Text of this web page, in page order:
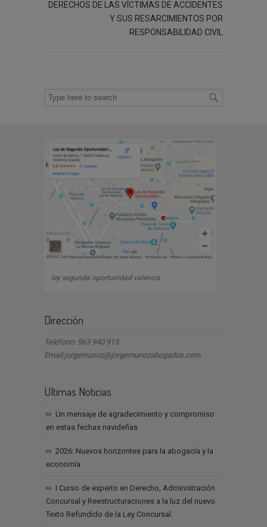
DERECHOS DE LAS VÍCTIMAS DE ACCIDENTES
Y SUS RESARCIMIENTOS POR
RESPONSABILIDAD CIVIL
ley segunda oportunidad valencia
Dirección
Teléfono: 963 940 915
Email:jorgemunoz@jorgemunozabogados.com
Ultimas Noticias
Un mensaje de agradecimiento y compromiso
en estas fechas navideñas
2026: Nuevos horizontes para la abogacía y la
economía
I Curso de experto en Derecho, Administración
Concursal y Reestructuraciones a la luz del nuevo
Texto Refundido de la Ley Concursal.